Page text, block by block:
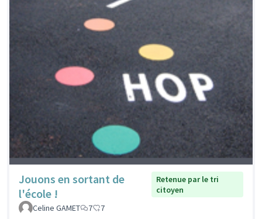
Jouons en sortant de
l'école !
Retenue par le tri
citoyen
Celine GAMET
7 7